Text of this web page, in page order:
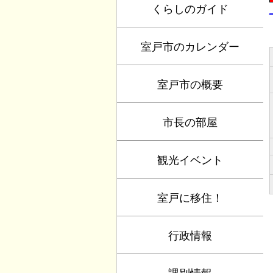
くらしのガイド
室戸市のカレンダー
室戸市の概要
市長の部屋
観光イベント
室戸に移住！
行政情報